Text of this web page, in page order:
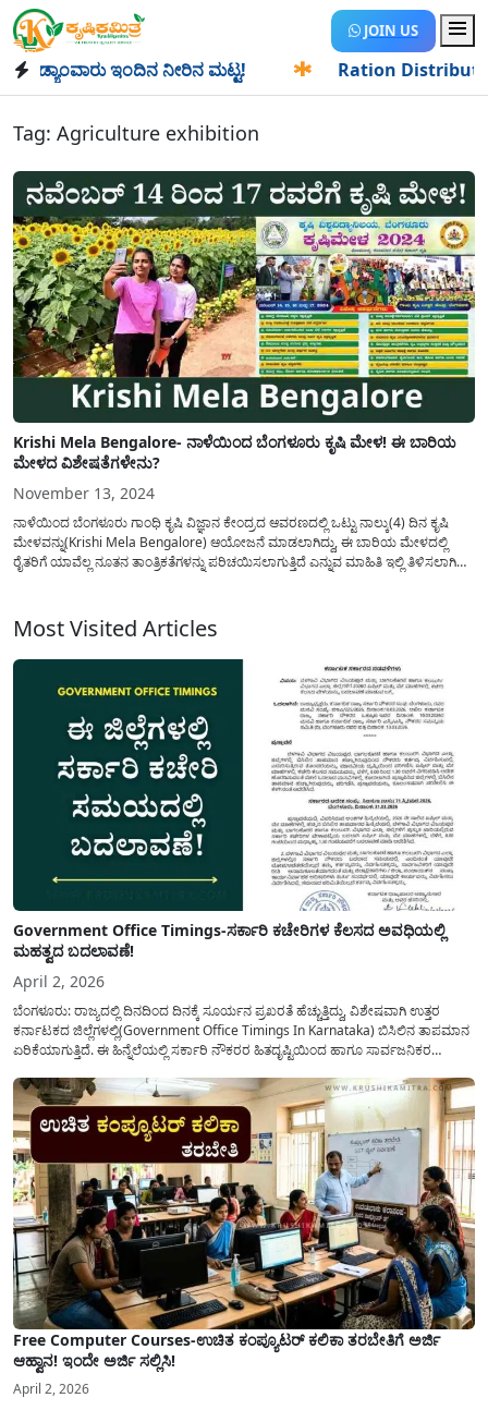
JOIN US
ಇಂದಿನ ನೀರಿನ ಮಟ್ಟ! Ration Distribution-
Tag: Agriculture exhibition
Krishi Mela Bengalore- ನಾಳೆಯಿಂದ ಬೆಂಗಳೂರು ಕೃಷಿ ಮೇಳ! ಈ ಬಾರಿಯ
ಮೇಳದ ವಿಶೇಷತೆಗಳೇನು?
November 13, 2024
ನಾಳೆಯಿಂದ ಬೆಂಗಳೂರು ಗಾಂಧಿ ಕೃಷಿ ವಿಜ್ಞಾನ ಕೇಂದ್ರದ ಆವರಣದಲ್ಲಿ ಒಟ್ಟು ನಾಲ್ಕು(4) ದಿನ ಕೃಷಿ
ಮೇಳವನ್ನು(Krishi Mela Bengalore) ಆಯೋಜನೆ ಮಾಡಲಾಗಿದ್ದು, ಈ ಬಾರಿಯ ಮೇಳದಲ್ಲಿ
ರೈತರಿಗೆ ಯಾವೆಲ್ಲ ನೂತನ ತಾಂತ್ರಿಕತೆಗಳನ್ನು ಪರಿಚಯಿಸಲಾಗುತ್ತಿದೆ ಎನ್ನುವ ಮಾಹಿತಿ ಇಲ್ಲಿ ತಿಳಿಸಲಾಗಿದೆ.
Most Visited Articles
Government Office Timings-ಸರ್ಕಾರಿ ಕಚೇರಿಗಳ ಕೆಲಸದ ಅವಧಿಯಲ್ಲಿ
ಮಹತ್ವದ ಬದಲಾವಣೆ!
April 2, 2026
ಬೆಂಗಳೂರು: ರಾಜ್ಯದಲ್ಲಿ ದಿನದಿಂದ ದಿನಕ್ಕೆ ಸೂರ್ಯನ ಪ್ರಖರತೆ ಹೆಚ್ಚುತ್ತಿದ್ದು, ವಿಶೇಷವಾಗಿ ಉತ್ತರ
ಕರ್ನಾಟಕದ ಜಿಲ್ಲೆಗಳಲ್ಲಿ(Government Office Timings In Karnataka) ಬಿಸಿಲಿನ ತಾಪಮಾನ
ಏರಿಕೆಯಾಗುತ್ತಿದೆ. ಈ ಹಿನ್ನೆಲೆಯಲ್ಲಿ ಸರ್ಕಾರಿ ನೌಕರರ ಹಿತದೃಷ್ಟಿಯಿಂದ ಹಾಗೂ ಸಾರ್ವಜನಿಕರ
ಮತ್ತು ಕಲ್ಯಾಣ ಕರ್ನಾಟಕದ ಒಟ್ಟು 9 ಜಿಲ್ಲೆಗಳಲ್ಲಿ ಏಪ್ರಿಲ್...
Free Computer Courses-ಉಚಿತ ಕಂಪ್ಯೂಟರ್ ಕಲಿಕಾ ತರಬೇತಿಗೆ ಅರ್ಜಿ
ಆಹ್ವಾನ! ಇಂದೇ ಅರ್ಜಿ ಸಲ್ಲಿಸಿ!
April 2, 2026